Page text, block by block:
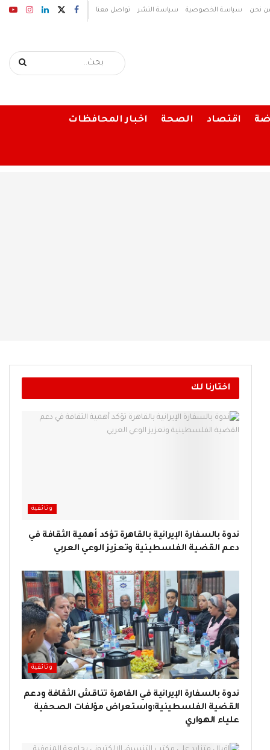
نحن سياسة الخصوصية سياسة النشر تواصل معنا
اقتصاد الصحة اخبار المحافظات
اختارنا لك
وثائقية
ندوة بالسفارة الإيرانية بالقاهرة تؤكد أهمية الثقافة في
دعم القضية الفلسطينية وتعزيز الوعي العربي
وثائقية
ندوة بالسفارة الإيرانية في القاهرة تناقش الثقافة ودعم
القضية الفلسطينية:واستعراض مؤلفات الصحفية
علياء الهواري